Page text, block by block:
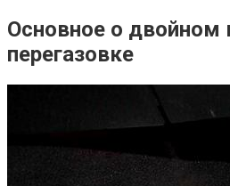
Основное о
перегазовке